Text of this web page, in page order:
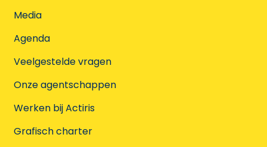
Media
Agenda
Veelgestelde vragen
Onze agentschappen
Werken bij Actiris
Grafisch charter